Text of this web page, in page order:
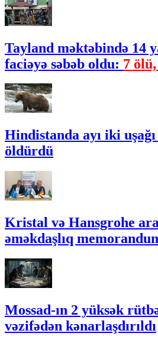
Tayland məktəbində 14
faciəyə səbəb oldu: 7
Hindistanda ayı iki
öldürdü
Kristal və Hansgrohe
əməkdaşlıq
Mossad-ın 2 yüksək
vəzifədən kənarlaşdırıldı